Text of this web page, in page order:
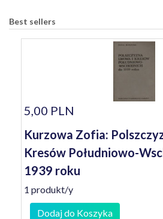
Best sellers
5,00 PLN
Kurzowa Zofia:
Kresów Południowo-
1939 roku
1 produkt/y
Dodaj do Koszyka